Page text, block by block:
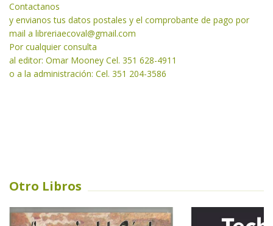
Contactanos
y envianos tus datos postales y el comprobante de pago por
mail a libreriaecoval@gmail.com
Por cualquier consulta
al editor: Omar Mooney Cel. 351 628-4911
o a la administración: Cel. 351 204-3586
Otro Libros